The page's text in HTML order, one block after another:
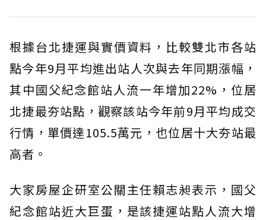
根據台北捷運與實價資料，比較雙北市各站
點今年9月平均進出站人次與去年同期漲幅，
其中國父紀念館站人流一年增加22%，位居
北捷最夯站點，觀察該站今年前9月平均成交
行情，單價達105.5萬元，也位居十大夯站最
高者。
大家房屋企研室公關主任賴志昶表示，國父
紀念館站近大巨蛋，是該捷運站點人流大增